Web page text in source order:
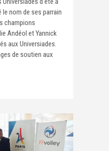
le nom de ses parrain
champions
Andéol et Yannick
aux Universiades.
de soutien aux